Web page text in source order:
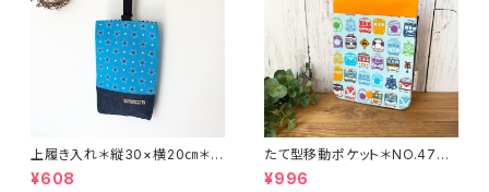
上履き入れ＊縦30×横20㎝＊N
O.3774＊147
¥608
たて型移動ポケット＊NO.4738
＊19
¥996